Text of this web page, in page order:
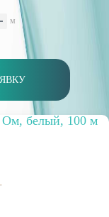
м
Ом, белый, 100 м